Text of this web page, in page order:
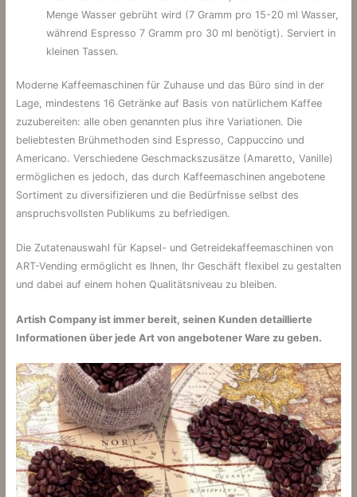
Menge Wasser gebrüht wird (7 Gramm pro 15-20 ml Wasser,
während Espresso 7 Gramm pro 30 ml benötigt). Serviert in
kleinen Tassen.
Moderne Kaffeemaschinen für Zuhause und das Büro sind in der
Lage, mindestens 16 Getränke auf Basis von natürlichem Kaffee
zuzubereiten: alle oben genannten plus ihre Variationen. Die
beliebtesten Brühmethoden sind Espresso, Cappuccino und
Americano. Verschiedene Geschmackszusätze (Amaretto, Vanille)
ermöglichen es jedoch, das durch Kaffeemaschinen angebotene
Sortiment zu diversifizieren und die Bedürfnisse selbst des
anspruchsvollsten Publikums zu befriedigen.
Die Zutatenauswahl für Kapsel- und Getreidekaffeemaschinen von
ART-Vending ermöglicht es Ihnen, Ihr Geschäft flexibel zu gestalten
und dabei auf einem hohen Qualitätsniveau zu bleiben.
Artish Company ist immer bereit, seinen Kunden detaillierte
Informationen über jede Art von angebotener Ware zu geben.